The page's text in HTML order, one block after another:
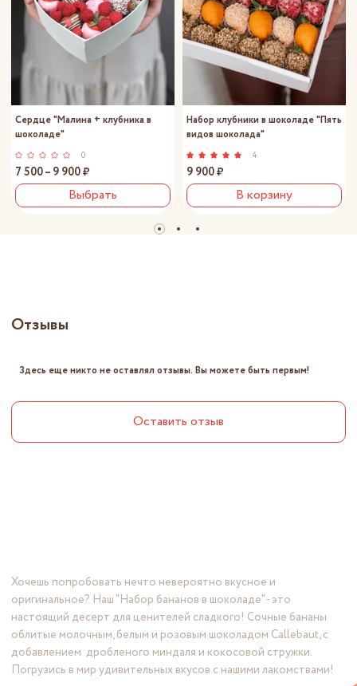
Сердце "Малина + клубника в
шоколаде"
0
7 500 – 9 900 ₽
Выбрать
Набор клубники в шоколаде "Пять
видов шоколада"
4
9 900 ₽
В корзину
Отзывы
Здесь еще никто не оставлял отзывы. Вы можете быть первым!
Оставить отзыв
Хочешь попробовать нечто невероятно вкусное и
оригинальное? Наш "Набор бананов в шоколаде" - это
настоящий десерт для ценителей сладкого! Сочные бананы
облитые молочным, белым и розовым шоколадом Callebaut, с
добавлением дробленого миндаля и кокосовой стружки.
Погрузись в мир удивительных вкусов с нашими лакомствами!